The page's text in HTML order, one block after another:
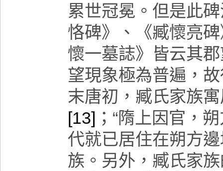
累世冠冕。但是此
恪碑》、《臧懷亮
懷一墓誌》皆云其郡
望現象極為普遍，
末唐初，臧氏家族
[13] ；“隋上因官，
代就已居住在朔方
族。 另外，臧氏家